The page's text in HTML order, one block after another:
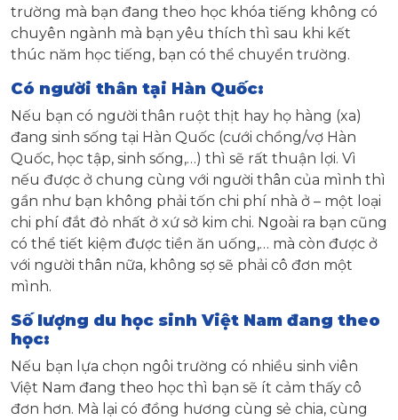
trường mà bạn đang theo học khóa tiếng không có
chuyên ngành mà bạn yêu thích thì sau khi kết
thúc năm học tiếng, bạn có thể chuyển trường.
Có người thân tại Hàn Quốc:
Nếu bạn có người thân ruột thịt hay họ hàng (xa)
đang sinh sống tại Hàn Quốc (cưới chồng/vợ Hàn
Quốc, học tập, sinh sống,…) thì sẽ rất thuận lợi. Vì
nếu được ở chung cùng với người thân của mình thì
gần như bạn không phải tốn chi phí nhà ở – một loại
chi phí đắt đỏ nhất ở xứ sở kim chi. Ngoài ra bạn cũng
có thể tiết kiệm được tiền ăn uống,… mà còn được ở
với người thân nữa, không sợ sẽ phải cô đơn một
mình.
Số lượng du học sinh Việt Nam đang theo
học:
Nếu bạn lựa chọn ngôi trường có nhiều sinh viên
Việt Nam đang theo học thì bạn sẽ ít cảm thấy cô
đơn hơn. Mà lại có đồng hương cùng sẻ chia, cùng